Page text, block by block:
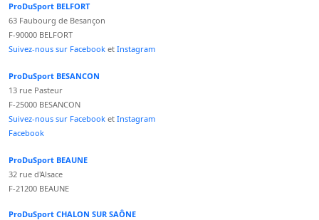
ProDuSport BELFORT
63 Faubourg de Besançon
F-90000 BELFORT
Suivez-nous sur Facebook et Instagram
ProDuSport BESANCON
13 rue Pasteur
F-25000 BESANCON
Suivez-nous sur Facebook et Instagram
Facebook
ProDuSport BEAUNE
32 rue d'Alsace
F-21200 BEAUNE
ProDuSport CHALON SUR SAÔNE